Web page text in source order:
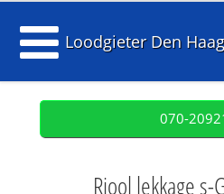
Loodgieter Den
070-
Riool lekkage s-